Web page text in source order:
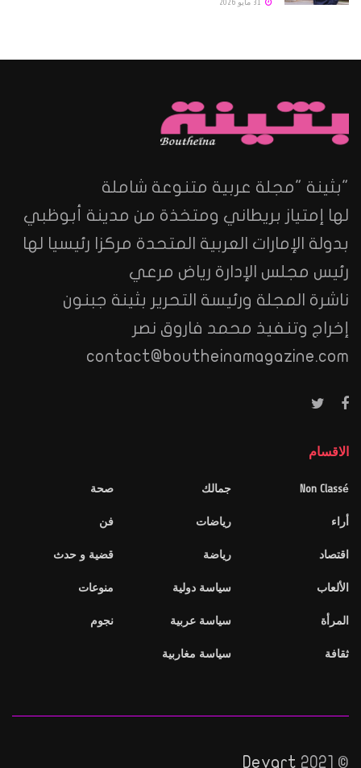
"بثينة "مجلة عربية متنوعة شاملة
لها إمتياز بريطاني ومتخذة من مدينة أبوظبي
بدولة الإمارات العربية المتحدة مركزا رئيسيا لها
رئيس مجلس الإدارة رياض مرعي
ناشرة المجلة ورئيسة التحرير بثينة جبنون
إخراج وتنفيذ محمد فاروق نصر
contact@boutheinamagazine.com
الاقسام
Non Classé
أراء
اقتصاد
الألعاب
المرأة
ثقافة
جمالك
رياضات
رياضة
سياسة دولية
سياسة عربية
سياسة مغاربية
صحة
فن
قضية و حدث
منوعات
نجوم
© 2021
Devart